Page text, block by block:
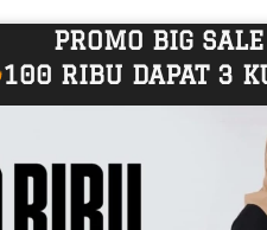
PROMO BIG SALE
100 RIBU DAPAT 3